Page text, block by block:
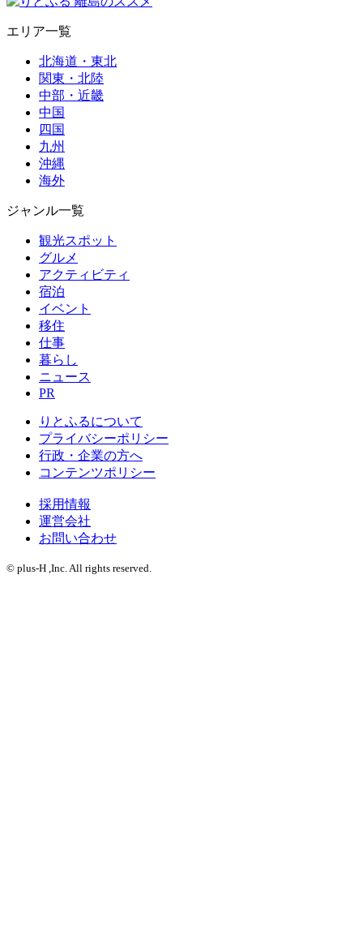
エリア一覧
北海道・東北
関東・北陸
中部・近畿
中国
四国
九州
沖縄
海外
ジャンル一覧
観光スポット
グルメ
アクティビティ
宿泊
イベント
移住
仕事
暮らし
ニュース
PR
りとふるについて
プライバシーポリシー
行政・企業の方へ
コンテンツポリシー
採用情報
運営会社
お問い合わせ
© plus-H ,Inc. All rights reserved.